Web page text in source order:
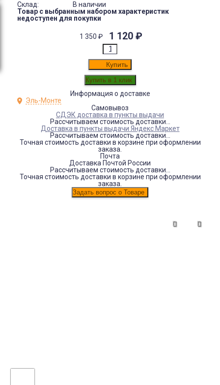
Склад:
В наличии
Товар с выбранным набором характеристик
недоступен для покупки
1 350 ₽ 1 120 ₽
Купить
Информация о доставке
Эль-Монте
Самовывоз
СДЭК доставка в пункты выдачи
Рассчитываем стоимость доставки...
Доставка в пункты выдачи Яндекс Маркет
Рассчитываем стоимость доставки...
Точная стоимость доставки в корзине при оформлении
заказа.
Почта
Доставка Почтой России
Рассчитываем стоимость доставки...
Точная стоимость доставки в корзине при оформлении
заказа.